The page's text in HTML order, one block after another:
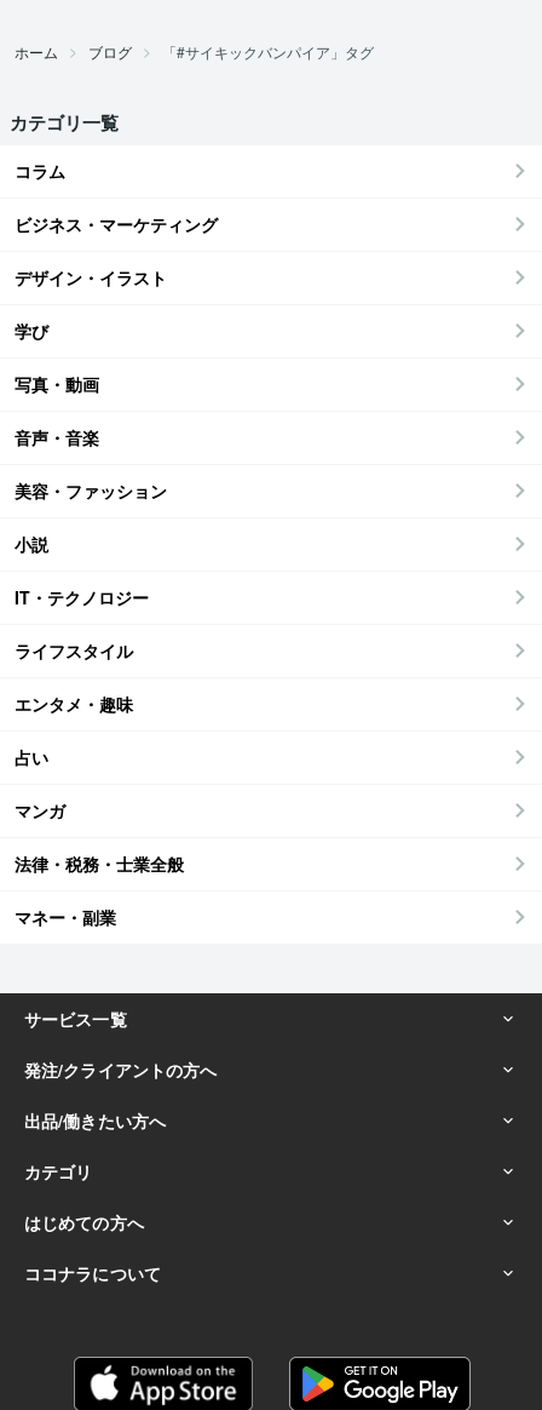
ホーム ブログ 「#サイキックバンパイア」タグ
カテゴリ一覧
コラム
ビジネス・マーケティング
デザイン・イラスト
学び
写真・動画
音声・音楽
美容・ファッション
小説
IT・テクノロジー
ライフスタイル
エンタメ・趣味
占い
マンガ
法律・税務・士業全般
マネー・副業